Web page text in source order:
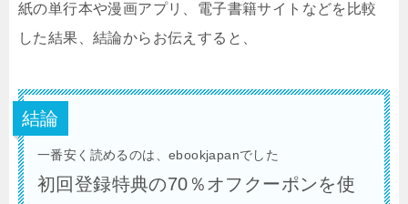
紙の単行本や漫画アプリ、電子書籍サイトなどを比較
した結果、結論からお伝えすると、
結論
一番安く読めるのは、ebookjapanでした
初回登録特典の70％オフクーポンを使